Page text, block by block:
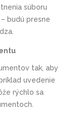
súboru
budú presne
tak, aby
uvedenie
rýchlo sa